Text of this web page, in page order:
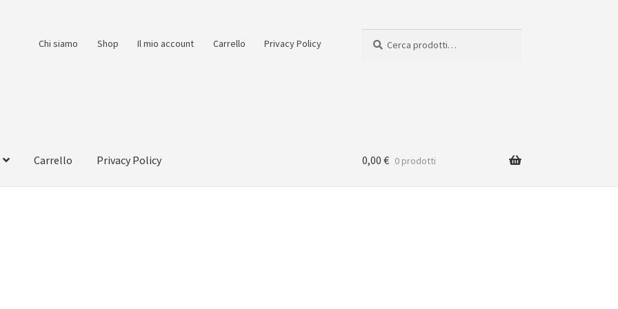
Chi siamo Shop Il mio account Carrello Privacy Policy
Carrello Privacy Policy 0,00 € 0 prodotti